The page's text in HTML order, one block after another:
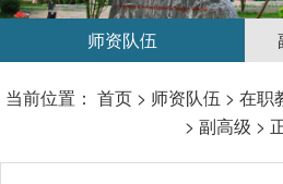
师资队伍
当前位置： 首页> 师资队伍 > 在职
> 副高级 >